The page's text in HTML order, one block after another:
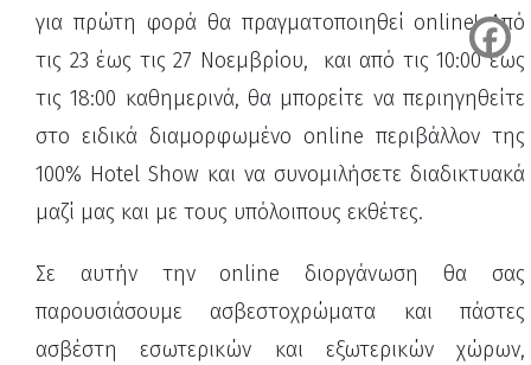
για πρώτη φορά θα πραγματοποιηθεί online! Από
τις 23 έως τις 27 Νοεμβρίου, και από τις 10:00 έως
τις 18:00 καθημερινά, θα μπορείτε να περιηγηθείτε
στο ειδικά διαμορφωμένο online περιβάλλον της
100% Hotel Show και να συνομιλήσετε διαδικτυακά
μαζί μας και με τους υπόλοιπους εκθέτες.
Σε αυτήν την online διοργάνωση θα σας
παρουσιάσουμε ασβεστοχρώματα και πάστες
ασβέστη εσωτερικών και εξωτερικών χώρων,